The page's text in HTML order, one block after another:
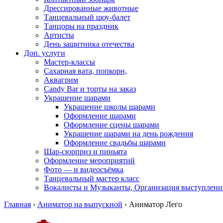
Дрессированные животные
Танцевальный шоу-балет
Танцоры на праздник
Артисты
День защитника отечества
Доп. услуги
Мастер-классы
Сахарная вата, попкорн,
Аквагрим
Candy Bar и торты на заказ
Украшение шарами
Украшение школы шарами
Оформление шарами
Оформление сцены шарами
Украшение шарами на день рождения
Оформление свадьбы шарами
Шар-сюрприз и пиньята
Оформление мероприятий
Фото — и видеосъёмка
Танцевальный мастер класс
Вокалисты и Музыканты, Организация
Главная › Аниматор на выпускной › Аниматор Лего